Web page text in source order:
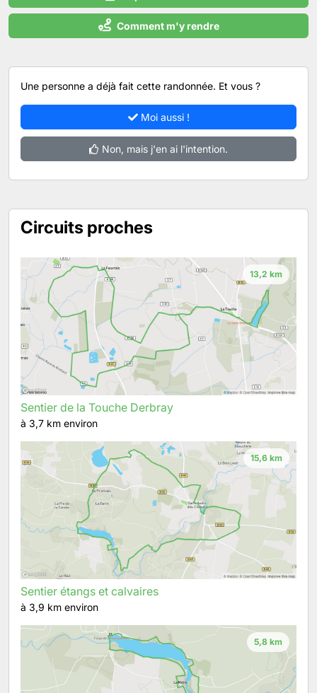
Comment m'y rendre
Une personne a déjà fait cette randonnée. Et vous ?
Moi aussi !
Non, mais j'en ai l'intention.
Circuits proches
13,2 km
Sentier de la Touche Derbray
à 3,7 km environ
15,6 km
Sentier étangs et calvaires
à 3,9 km environ
5,8 km